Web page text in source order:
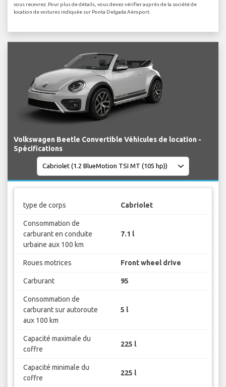
vous recevrez. Pour plus de détails, vous devez vérifier auprès de la société de
location de voitures indiquée sur Ponta Delgada Aéroport.
Volkswagen Beetle Convertible Véhicules de location -
Spécifications
type de corps Cabriolet
Consommation de
carburant en conduite
urbaine aux 100 km
7.1 l
Roues motrices Front wheel drive
Carburant 95
Consommation de
carburant sur autoroute
aux 100 km
5 l
Capacité maximale du
coffre
225 l
Capacité minimale du
coffre
225 l